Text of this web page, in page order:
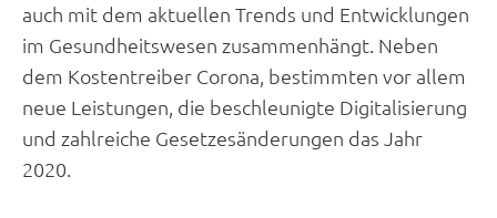
auch mit dem aktuellen Trends und Entwicklungen
im Gesundheitswesen zusammenhängt. Neben
dem Kostentreiber Corona, bestimmten vor allem
neue Leistungen, die beschleunigte Digitalisierung
und zahlreiche Gesetzesänderungen das Jahr
2020.